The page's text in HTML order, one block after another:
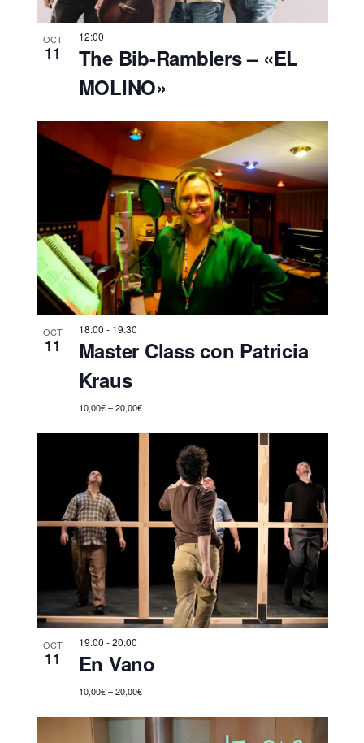
OCT
11
12:00
The Bib-Ramblers – «EL
MOLINO»
OCT
11
18:00 - 19:30
Master Class con Patricia
Kraus
10,00€ – 20,00€
OCT
11
19:00 -20:00
En Vano
10,00€ – 20,00€